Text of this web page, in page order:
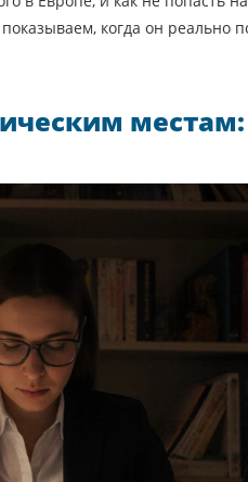
когда он реально